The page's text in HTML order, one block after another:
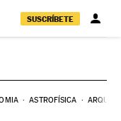
SUSCRÍBETE
ASTROFÍSICA